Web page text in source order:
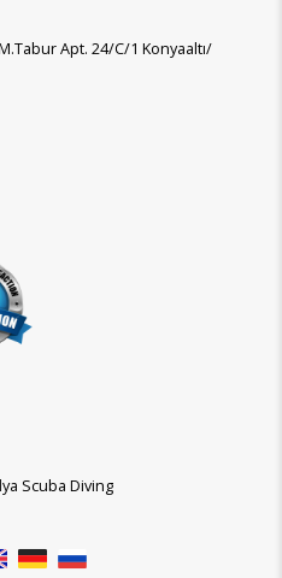
Apt. 24/C/1 Konyaaltı/
Scuba Diving